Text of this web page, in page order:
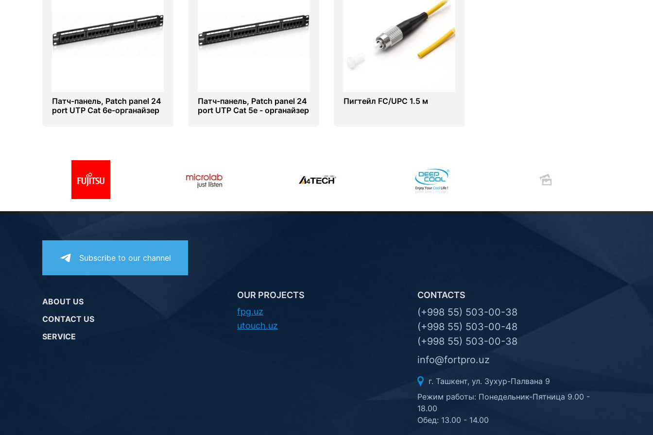
Патч-панель, Patch panel 24
port UTP Cat 6e-органайзер
Патч-панель, Patch panel 24
port UTP Cat 5e - органайзер
Пигтейл FC/UPC 1.5 м
Subscribe to our channel
ABOUT US
CONTACT US
SERVICE
OUR PROJECTS
fpg.uz
utouch.uz
CONTACTS
(+998 55) 503-00-38
(+998 55) 503-00-48
(+998 55) 503-00-38
info@fortpro.uz
г. Ташкент, ул. Зухур-Палвана 9
Режим работы: Понедельник-Пятница 9.00 -
18.00
Обед: 13.00 - 14.00